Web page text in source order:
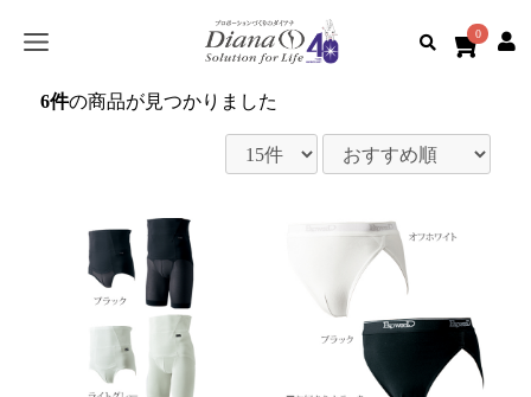
0
6件の商品が見つかりました